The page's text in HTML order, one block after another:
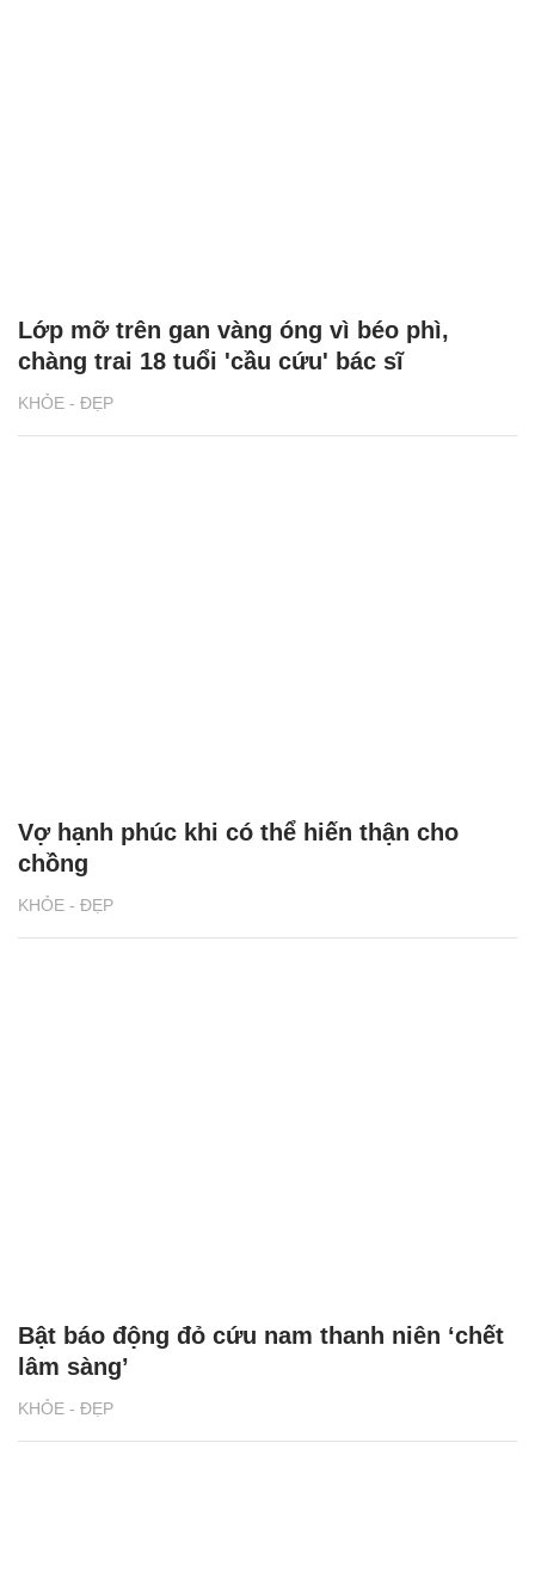
KHỎE - ĐẸP
Lớp mỡ trên gan vàng óng vì béo phì,
chàng trai 18 tuổi 'cầu cứu' bác sĩ
KHỎE - ĐẸP
Vợ hạnh phúc khi có thể hiến thận cho
chồng
KHỎE - ĐẸP
Bật báo động đỏ cứu nam thanh niên ‘chết
lâm sàng’